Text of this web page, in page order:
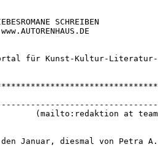
SCHREIBEN
für Kunst-Kultur-Literatur-
(mailto:redaktion at
Januar, diesmal von Petra